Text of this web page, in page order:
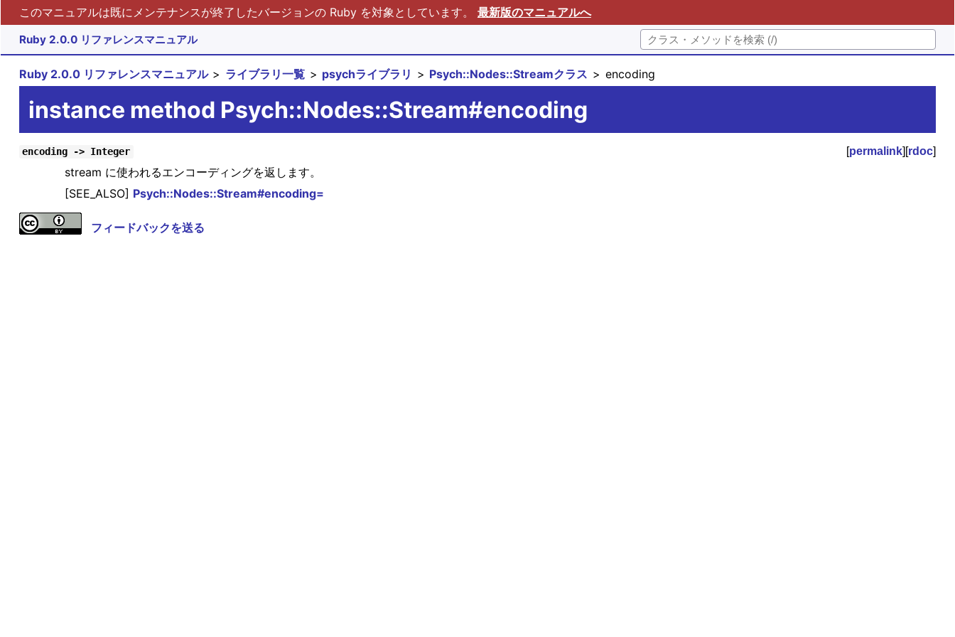
このマニュアルは既にメンテナンスが終了したバージョンの Ruby を対象としています。 最新版のマニュアルへ
Ruby 2.0.0 リファレンスマニュアル
Ruby 2.0.0 リファレンスマニュアル ライブラリ一覧 psychライブラリ Psych::Nodes::Streamクラス encoding
instance method Psych::Nodes::Stream#encoding
encoding -> Integer [permalink][rdoc]
stream に使われるエンコーディングを返します。
[SEE_ALSO] Psych::Nodes::Stream#encoding=
フィードバックを送る